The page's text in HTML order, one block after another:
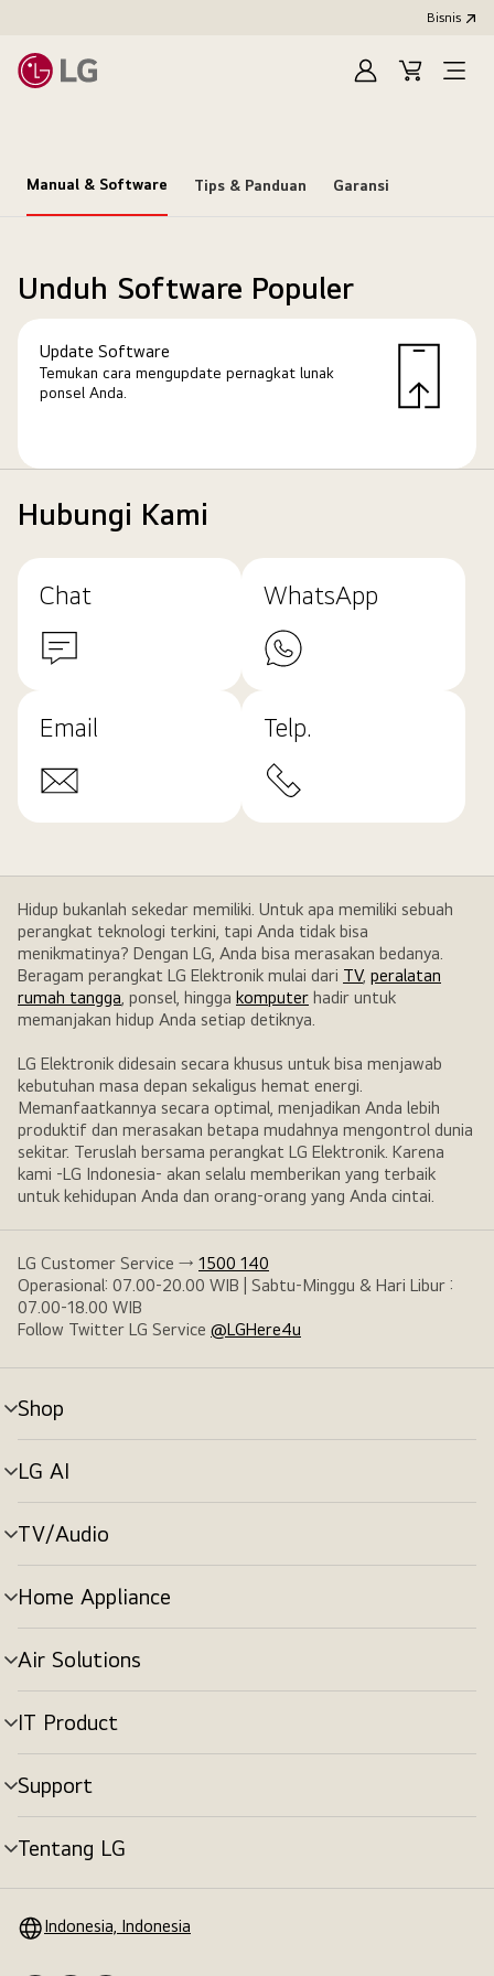
Bisnis
MasukKeranjang
Open
Manual & Software Tips & Panduan Garansi
Unduh Software Populer
Update Software
Temukan cara mengupdate pernagkat lunak
ponsel Anda.
Hubungi Kami
Chat WhatsApp
Email Telp.
Hidup bukanlah sekedar memiliki. Untuk apa memiliki sebuah
perangkat teknologi terkini, tapi Anda tidak bisa
menikmatinya? Dengan LG, Anda bisa merasakan bedanya.
Beragam perangkat LG Elektronik mulai dari TV, peralatan
rumah tangga, ponsel, hingga komputer hadir untuk
memanjakan hidup Anda setiap detiknya.
LG Elektronik didesain secara khusus untuk bisa menjawab
kebutuhan masa depan sekaligus hemat energi.
Memanfaatkannya secara optimal, menjadikan Anda lebih
produktif dan merasakan betapa mudahnya mengontrol dunia
sekitar. Teruslah bersama perangkat LG Elektronik. Karena
kami -LG Indonesia- akan selalu memberikan yang terbaik
untuk kehidupan Anda dan orang-orang yang Anda cintai.
LG Customer Service → 1500 140
Operasional: 07.00-20.00 WIB | Sabtu-Minggu & Hari Libur :
07.00-18.00 WIB
Follow Twitter LG Service @LGHere4u
Shop
tombol
menu
LG AI
tombol
menu
TV/Audio
tombol
menu
Home Appliance
tombol
menu
Air Solutions
tombol
menu
IT Product
tombol
menu
Support
tombol
menu
Tentang LG
tombol
Indonesia, Indonesia